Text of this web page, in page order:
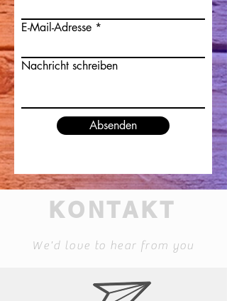
E-Mail-Adresse
Nachricht schreiben
Absenden
KONTAKT
We'd love to hear from you